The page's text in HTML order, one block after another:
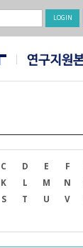
C D E F
K L M N
S T U V